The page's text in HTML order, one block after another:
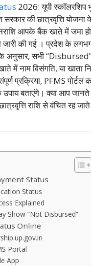
2026: यूपी स्कॉलरशिप
सरकार की छात्रवृत्ति
आपके बैंक खाते में जमा
की गई । प्रदेश के
के अनुसार, सभी
में नाम विसंगति, या खाता
प्रक्रिया, PFMS पोर्टल
उपाय बताएंगे। क्या आप
राशि से वंचित रह
Status
Status
Explained
Show “Not Disbursed”
Online
Portal
App